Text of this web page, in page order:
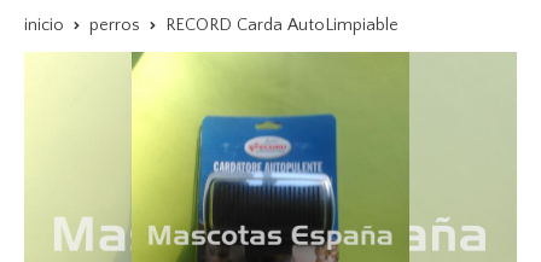
inicio perros RECORD Carda AutoLimpiable